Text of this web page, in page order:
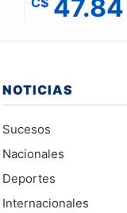
47.84
NOTICIAS
Sucesos
Nacionales
Deportes
Internacionales